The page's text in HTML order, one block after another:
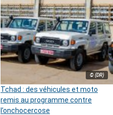
© (DR)
Tchad : des véhicules et moto
remis au programme contre
l’onchocercose